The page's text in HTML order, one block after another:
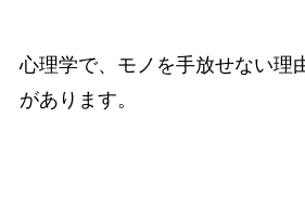
心理学で、モノを手放せない理
があります。